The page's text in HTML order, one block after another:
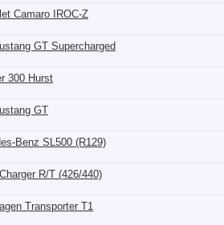
Camaro IROC-Z
GT Supercharged
300 Hurst
GT
Benz SL500 (R129)
R/T (426/440)
Transporter T1